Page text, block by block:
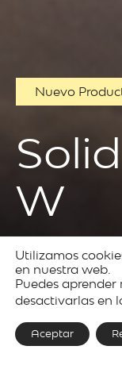
Nuevo
W
ProductosOutdoor
lighting
Utilizamos
en nuestra web.
Puedes aprender
desactivarlas en
Aceptar